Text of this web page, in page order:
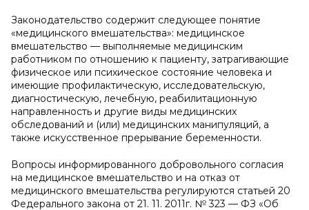
Законодательство содержит следующее понятие
«медицинского вмешательства»: медицинское
вмешательство — выполняемые медицинским
работником по отношению к пациенту, затрагивающие
физическое или психическое состояние человека и
имеющие профилактическую, исследовательскую,
диагностическую, лечебную, реабилитационную
направленность и другие виды медицинских
обследований и (или) медицинских манипуляций, а
также искусственное прерывание беременности.
Вопросы информированного добровольного согласия
на медицинское вмешательство и на отказ от
медицинского вмешательства регулируются статьей 20
Федерального закона от 21. 11. 2011г. № 323 — ФЗ «Об